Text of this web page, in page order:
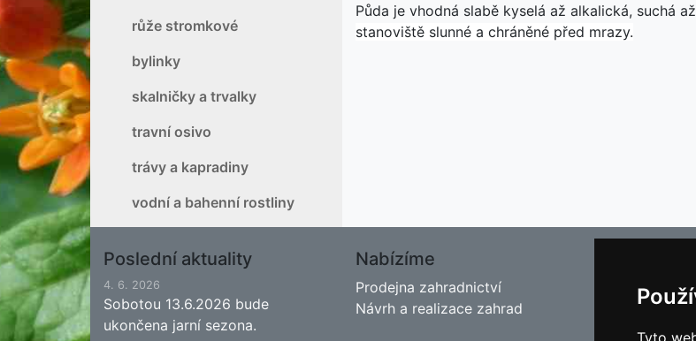
Tyto
růže stromkové
bylinky
skalničky a trvalky
travní osivo
trávy a kapradiny
vodní a bahenní rostliny
Půda je vhodná slabě kyselá až alkalická, suchá
stanoviště slunné a chráněné před mrazy.
Poslední aktuality
4. 6. 2026
Sobotou 13.6.2026 bude
ukončena jarní sezona.
Nabízíme
Prodejna zahradnictví
Návrh a realizace zahrad
Kontakt
Facebook
Blog - Rady